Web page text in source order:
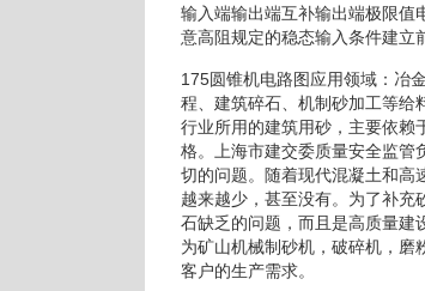
输入端输出端互补输出端极限值
意高阻规定的稳态输入条件建立
175圆锥机电路图应用领域：冶
程、建筑碎石、机制砂加工等给
行业所用的建筑用砂，主要依赖
格。上海市建交委质量安全监管
切的问题。随着现代混凝土和高
越来越少，甚至没有。为了补充
石缺乏的问题，而且是高质量建
为矿山机械制砂机，破碎机，磨
客户的生产需求。